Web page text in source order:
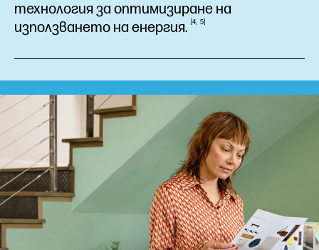
технология за оптимизиране на
използването на енергия. 4 5